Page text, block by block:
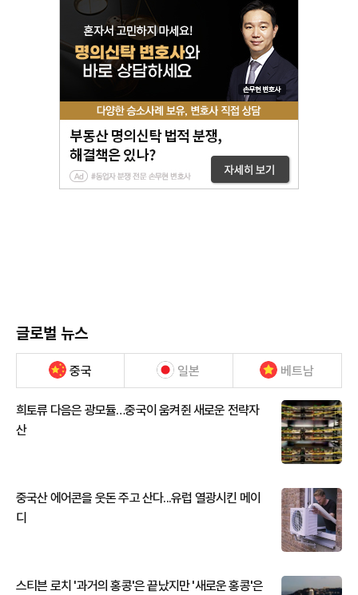
글로벌 뉴스
중국 일본 베트남
희토류 다음은 광모듈…중국이 움켜쥔 새로운 전략자
산
중국산 에어콘을 웃돈 주고 산다...유럽 열광시킨 메이
디
스티븐 로치 '과거의 홍콩'은 끝났지만 '새로운 홍콩'은